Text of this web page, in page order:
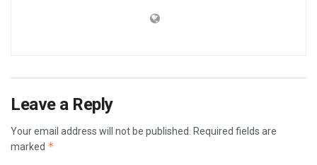
Leave a Reply
Your email address will not be published.
Required fields are
marked *